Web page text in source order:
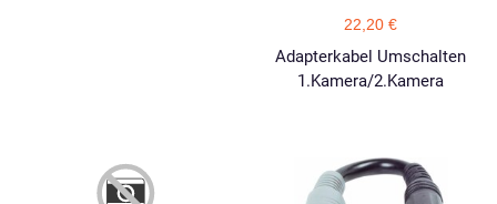
22,20 €
Adapterkabel Umschalten
1.Kamera/2.Kamera